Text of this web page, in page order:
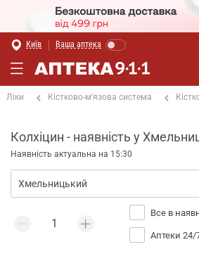
Київ Ваша аптека
Ліки Кістково-м'язова система
Колхіцин - наявність у
Наявність актуальна на 15:30
Все в
Аптеки 24/